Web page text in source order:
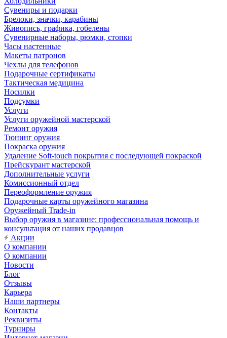
Сувениры и подарки
Брелоки, значки, карабины
Живопись, графика, гобелены
Сувенирные наборы, рюмки, стопки
Часы настенные
Макеты патронов
Чехлы для телефонов
Подарочные сертификаты
Тактическая медицина
Носилки
Подсумки
Услуги
Услуги оружейной мастерской
Ремонт оружия
Тюнинг оружия
Покраска оружия
Удаление Soft-touch покрытия с последующей покраской
Прейскурант мастерской
Дополнительные услуги
Комиссионный отдел
Переоформление оружия
Подарочные карты оружейного магазина
Оружейный Trade-in
Выбор оружия в магазине: профессиональная помощь и
консультация от наших продавцов
Акции
О компании
О компании
Новости
Блог
Отзывы
Карьера
Наши партнеры
Контакты
Реквизиты
Турниры